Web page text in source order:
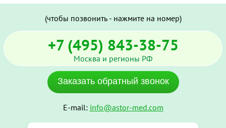
(чтобы позвонить - нажмите на номер)
+7 (495) 843-38-75
Москва и регионы РФ
Заказать обратный звонок
E-mail: info@astor-med.com